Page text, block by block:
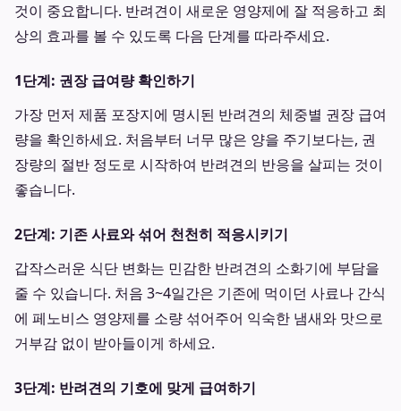
것이 중요합니다. 반려견이 새로운 영양제에 잘 적응하고 최
상의 효과를 볼 수 있도록 다음 단계를 따라주세요.
1단계: 권장 급여량 확인하기
가장 먼저 제품 포장지에 명시된 반려견의 체중별 권장 급여
량을 확인하세요. 처음부터 너무 많은 양을 주기보다는, 권
장량의 절반 정도로 시작하여 반려견의 반응을 살피는 것이
좋습니다.
2단계: 기존 사료와 섞어 천천히 적응시키기
갑작스러운 식단 변화는 민감한 반려견의 소화기에 부담을
줄 수 있습니다. 처음 3~4일간은 기존에 먹이던 사료나 간식
에 페노비스 영양제를 소량 섞어주어 익숙한 냄새와 맛으로
거부감 없이 받아들이게 하세요.
3단계: 반려견의 기호에 맞게 급여하기